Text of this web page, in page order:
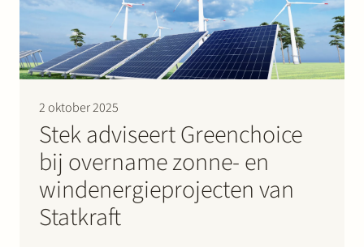
2 oktober 2025
Stek adviseert Greenchoice
bij overname zonne- en
windenergieprojecten van
Statkraft